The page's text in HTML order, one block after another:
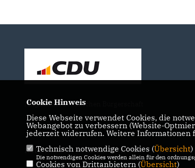
Mitglied der Bremischen Bürgerschaft
IMPRESSUM DATENSCHUTZ KONTAKT
Cookie Hinweis
Diese Webseite verwendet Cookies, die
Webangebot zu verbessern (Website-
jederzeit widerrufen. Weitere Informationen
Technisch notwendige Cookies (Übersicht)
Die notwendigen Cookies werden allein für den
Cookies von Drittanbietern (Übersicht)